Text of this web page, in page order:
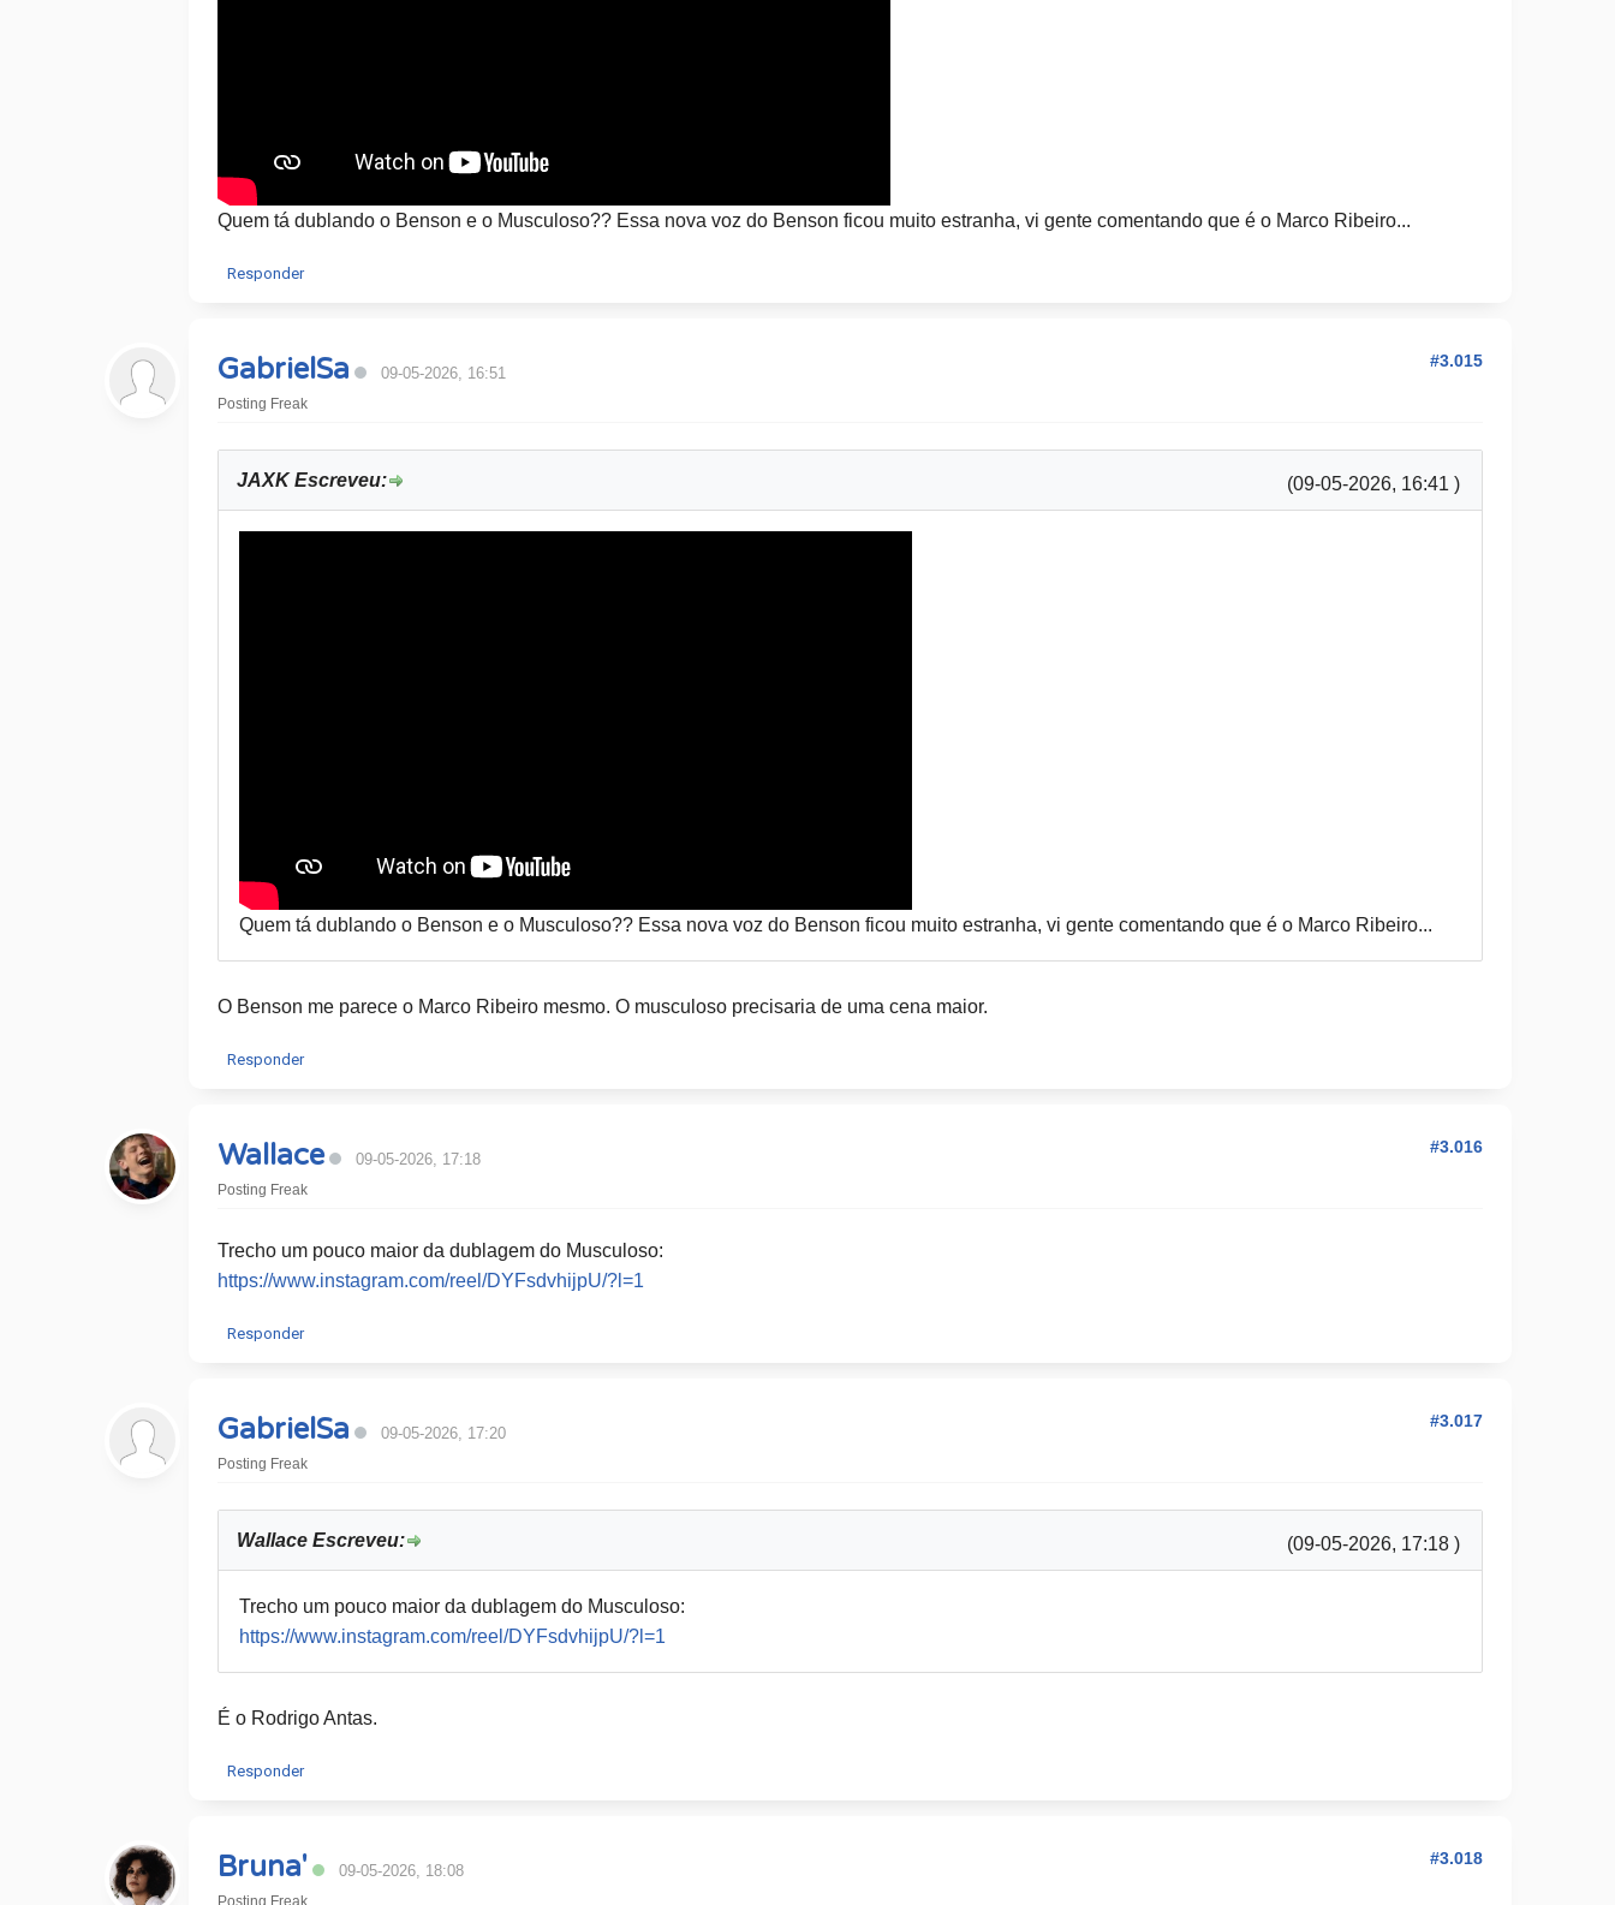
Quem tá dublando o Benson e o Musculoso?? Essa nova voz do Benson ficou muito estranha, vi gente comentando que é o Marco Ribeiro...
Responder
GabrielSa 09-05-2026, 16:51
Posting Freak
#3.015
(09-05-2026, 16:41 )
JAXK Escreveu:
Quem tá dublando o Benson e o Musculoso?? Essa nova voz do Benson ficou muito estranha, vi gente comentando que é o Marco Ribeiro...
O Benson me parece o Marco Ribeiro mesmo. O musculoso precisaria de uma cena maior.
Responder
Wallace 09-05-2026, 17:18
Posting Freak
#3.016
Trecho um pouco maior da dublagem do Musculoso:
https://www.instagram.com/reel/DYFsdvhijpU/?l=1
Responder
GabrielSa 09-05-2026, 17:20
Posting Freak
#3.017
(09-05-2026, 17:18 )
Wallace Escreveu:
Trecho um pouco maior da dublagem do Musculoso:
https://www.instagram.com/reel/DYFsdvhijpU/?l=1
É o Rodrigo Antas.
Responder
Bruna' 09-05-2026, 18:08
#3.018